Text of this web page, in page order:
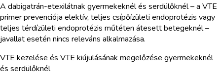
A dabigatrán-etexilátnak gyermekeknél és serdülőknél – a VTE
primer prevenciója elektív, teljes csípőízületi endoprotézis vagy
teljes térdízületi endoprotézis műtéten átesett betegeknél –
javallat esetén nincs releváns alkalmazása.
VTE kezelése és VTE kiújulásának megelőzése gyermekeknél
és serdülőknél